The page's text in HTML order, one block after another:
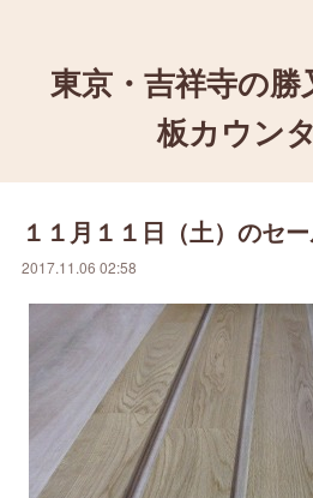
東京・吉祥寺の勝
板カウンタ
１１月１１日（土）のセ
2017.11.06 02:58